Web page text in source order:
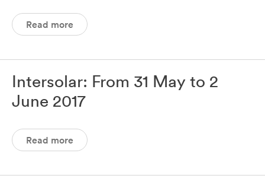
Read more
Intersolar: From 31 May to 2
June 2017
Read more